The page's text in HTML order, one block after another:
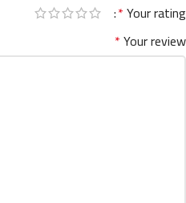
Your rating
*
Your review
*